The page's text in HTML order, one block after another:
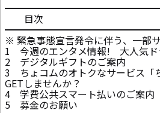
目次
※ 緊急事態宣言発令に伴う、一部
1 今週のエンタメ情報! 大人気ド
2 デジタルギフトのご案内
3 ちょコムのオトクなサービス「
GETしませんか？
4 学費公共スマート払いのご案内
5 募金のお願い